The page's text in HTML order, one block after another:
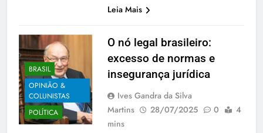
Leia Mais
BRASIL
OPINIÃO &
COLUNISTAS
POLÍTICA
O nó legal brasileiro:
excesso de normas e
insegurança jurídica
Ives Gandra da Silva
Martins
28/07/2025 0
4
mins